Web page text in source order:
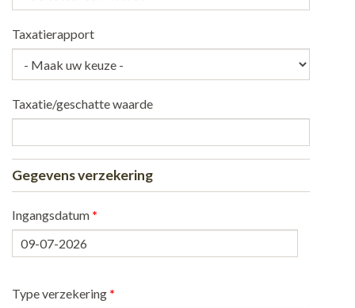
Taxatierapport
Taxatie/geschatte waarde
Gegevens verzekering
Ingangsdatum *
Datum
Type verzekering *